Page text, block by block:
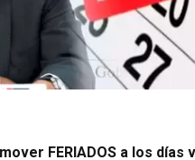
FERIADOS a los días